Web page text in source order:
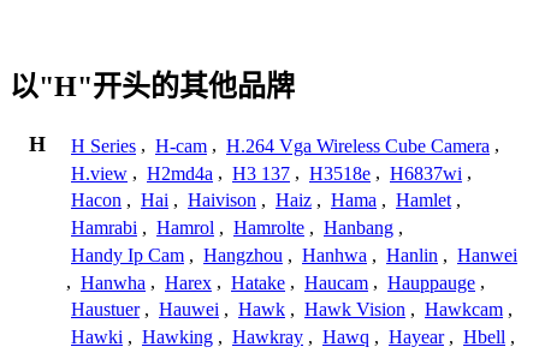
以"H"开头的其他品牌
H H Series , H-cam , H.264 Vga Wireless Cube Camera ,
H.view , H2md4a , H3 137 , H3518e , H6837wi ,
Hacon , Hai , Haivison , Haiz , Hama , Hamlet ,
Hamrabi , Hamrol , Hamrolte , Hanbang ,
Handy Ip Cam , Hangzhou , Hanhwa , Hanlin , Hanwei
, Hanwha , Harex , Hatake , Haucam , Hauppauge ,
Haustuer , Hauwei , Hawk , Hawk Vision , Hawkcam ,
Hawki , Hawking , Hawkray , Hawq , Hayear , Hbell ,